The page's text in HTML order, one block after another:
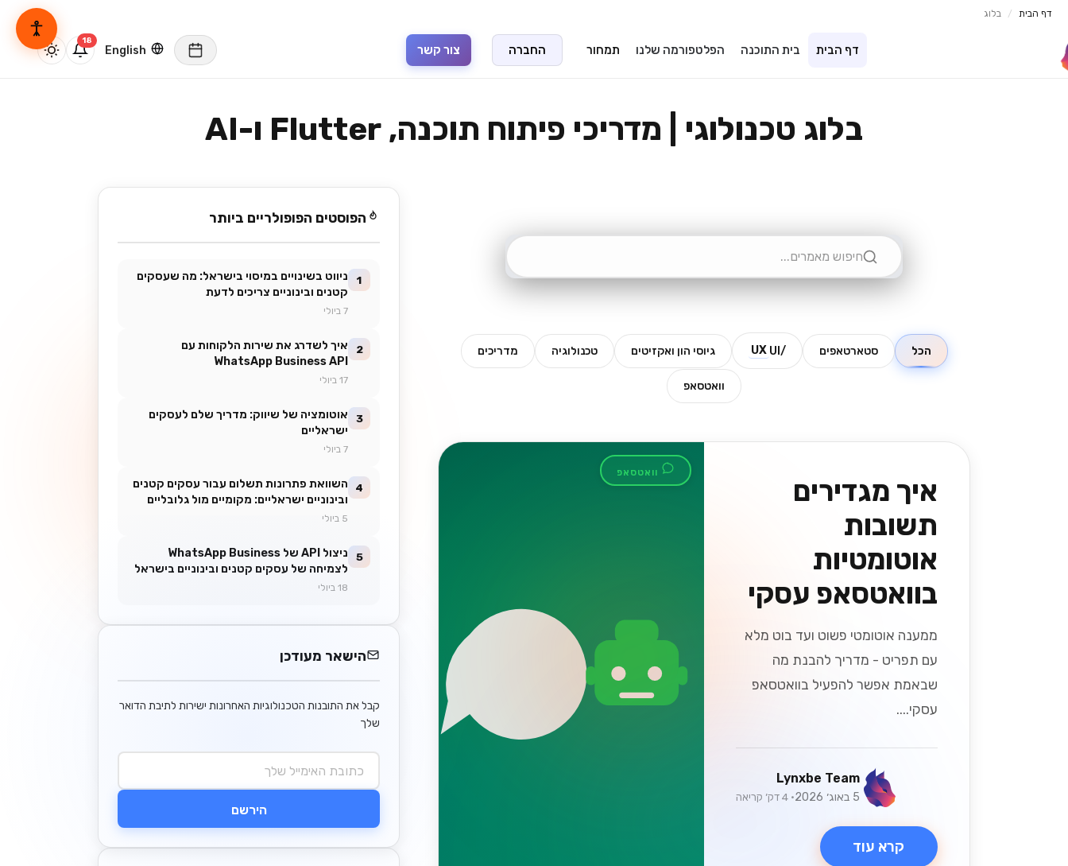
דף הבית / בלוג
דף הבית בית התוכנה הפלטפורמה שלנו תמחור החברה צור קשר English
בלוג טכנולוגי | מדריכי פיתוח תוכנה, Flutter ו-AI
הכל סטארטאפים UX /UI גיוסי הון ואקזיטים טכנולוגיה מדריכים
וואטסאפ
וואטסאפ
איך מגדירים
תשובות
אוטומטיות
בוואטסאפ עסקי
ממענה אוטומטי פשוט ועד בוט מלא
עם תפריט - מדריך להבנת מה
שבאמת אפשר להפעיל בוואטסאפ
עסקי....
Lynxbe Team
5 באוג׳ 2026 • 4 דק׳ קריאה
קרא עוד
הפוסטים הפופולריים ביותר
1
ניווט בשינויים במיסוי בישראל: מה שעסקים
קטנים ובינוניים צריכים לדעת
7 ביולי
2
איך לשדרג את שירות הלקוחות עם
WhatsApp Business API
17 ביולי
3
אוטומציה של שיווק: מדריך שלם לעסקים
ישראליים
7 ביולי
4
השוואת פתרונות תשלום עבור עסקים קטנים
ובינוניים ישראליים: מקומיים מול גלובליים
5 ביולי
5
ניצול API של WhatsApp Business
לצמיחה של עסקים קטנים ובינוניים בישראל
18 ביולי
הישאר מעודכן
קבל את התובנות הטכנולוגיות האחרונות ישירות לתיבת הדואר
שלך
הירשם